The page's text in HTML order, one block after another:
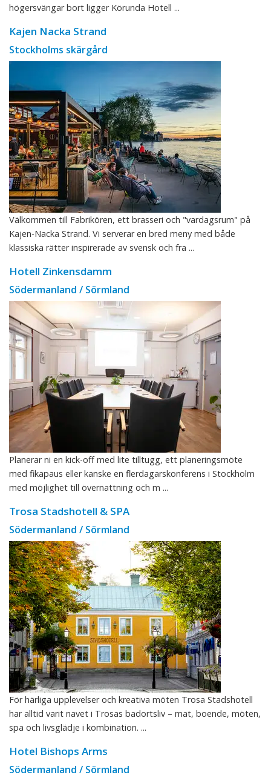
högersvängar bort ligger Körunda Hotell ...
Kajen Nacka Strand
Stockholms skärgård
Välkommen till Fabrikören, ett brasseri och "vardagsrum" på
Kajen-Nacka Strand. Vi serverar en bred meny med både
klassiska rätter inspirerade av svensk och fra ...
Hotell Zinkensdamm
Södermanland / Sörmland
Planerar ni en kick-off med lite tilltugg, ett planeringsmöte
med fikapaus eller kanske en flerdagarskonferens i Stockholm
med möjlighet till övernattning och m ...
Trosa Stadshotell & SPA
Södermanland / Sörmland
För härliga upplevelser och kreativa möten Trosa Stadshotell
har alltid varit navet i Trosas badortsliv – mat, boende, möten,
spa och livsglädje i kombination. ...
Hotel Bishops Arms
Södermanland / Sörmland